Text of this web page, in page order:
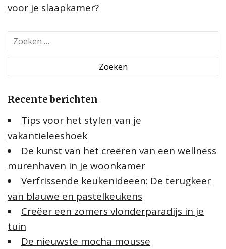
voor je slaapkamer?
o
e
k
n
a
a
r
Recente berichten
Tips voor het stylen van je
vakantieleeshoek
De kunst van het creëren van een wellness
murenhaven in je woonkamer
Verfrissende keukenideeën: De terugkeer
van blauwe en pastelkeukens
Creëer een zomers vlonderparadijs in je
tuin
De nieuwste mocha mousse